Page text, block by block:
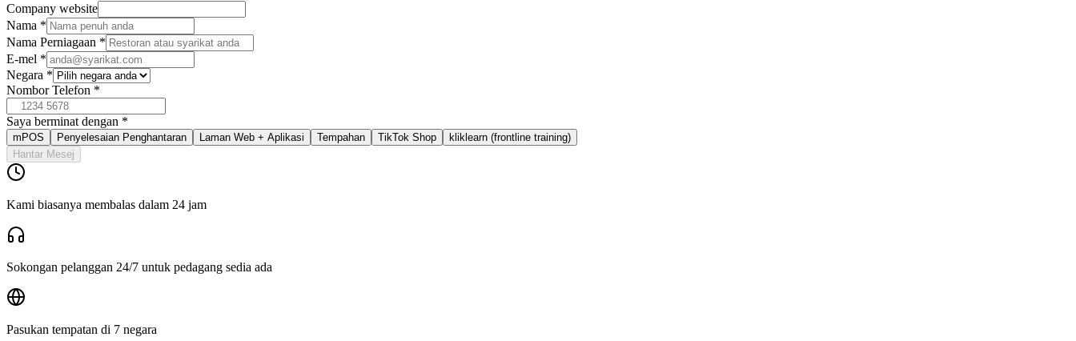
Company website
Nama *
Nama Perniagaan *
E-mel *
Negara *
Nombor Telefon *
Saya berminat dengan *
mPOS Penyelesaian Penghantaran Laman Web + Aplikasi Tempahan TikTok Shop
kliklearn (frontline training)
Hantar Mesej
Kami biasanya membalas dalam 24 jam
Sokongan pelanggan 24/7 untuk pedagang sedia ada
Pasukan tempatan di 7 negara